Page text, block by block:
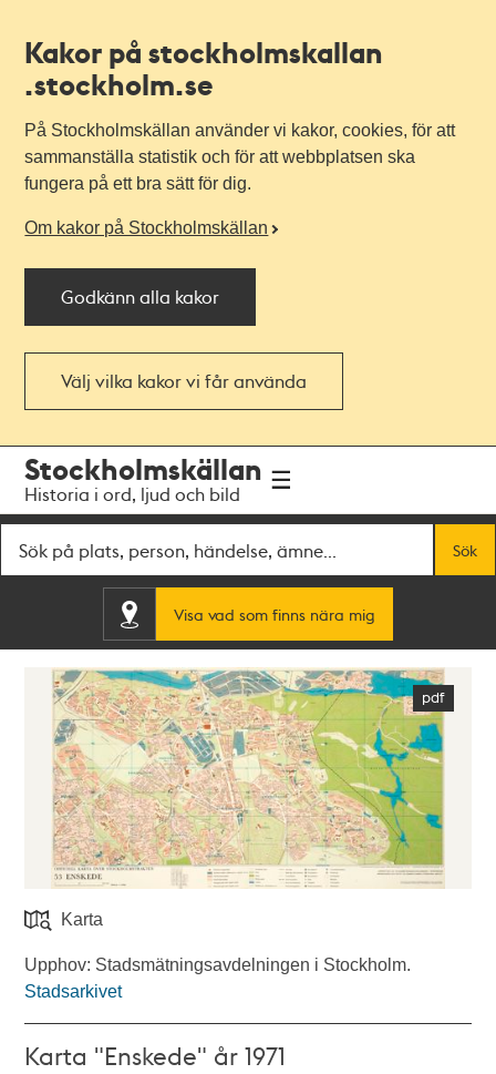
Kakor på stockholmskallan
.stockholm.se
På Stockholmskällan använder vi kakor, cookies, för att
sammanställa statistik och för att webbplatsen ska
fungera på ett bra sätt för dig.
Om kakor på Stockholmskällan
Godkänn alla kakor
Välj vilka kakor vi får använda
navigationen
huvudinnehållet
Stockholmskällan
Historia i ord, ljud och bild
Sök
Visa vad som finns nära mig
Karta
Upphov: Stadsmätningsavdelningen i Stockholm.
Stadsarkivet
Karta "Enskede" år 1971